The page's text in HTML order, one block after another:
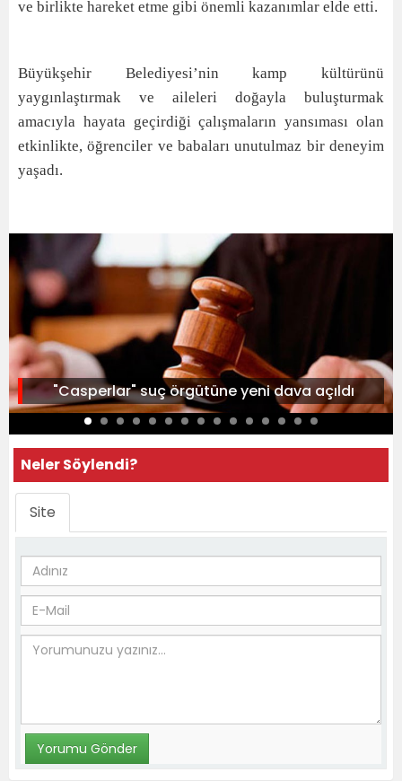
ve birlikte hareket etme gibi önemli kazanımlar elde etti.
Büyükşehir Belediyesi’nin kamp kültürünü
yaygınlaştırmak ve aileleri doğayla buluşturmak
amacıyla hayata geçirdiği çalışmaların yansıması olan
etkinlikte, öğrenciler ve babaları unutulmaz bir deneyim
yaşadı.
"Casperlar" suç örgütüne yeni dava açıldı
Neler Söylendi?
Site